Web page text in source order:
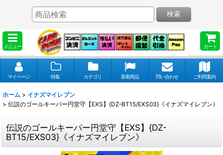
メニュー カート
検索
マイページ 特集 カテゴリ 新着商品 問い合わせ ご利用案内
ホーム > イナズマイレブン
> 伝説のゴールキーパー円堂守【EXS】{DZ-BT15/EXS03}《イナズマイレブン》
伝説のゴールキーパー円堂守【EXS】{DZ-
BT15/EXS03}《イナズマイレブン》